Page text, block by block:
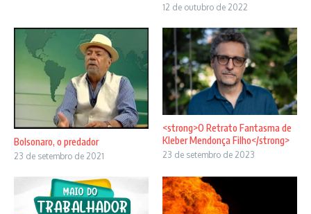
12 de outubro de 2022
Bolsonaro, o predador
23 de setembro de 2021
<strong>O Retrato Fantasma de
Kleber Mendonça Filho</strong>
23 de setembro de 2023